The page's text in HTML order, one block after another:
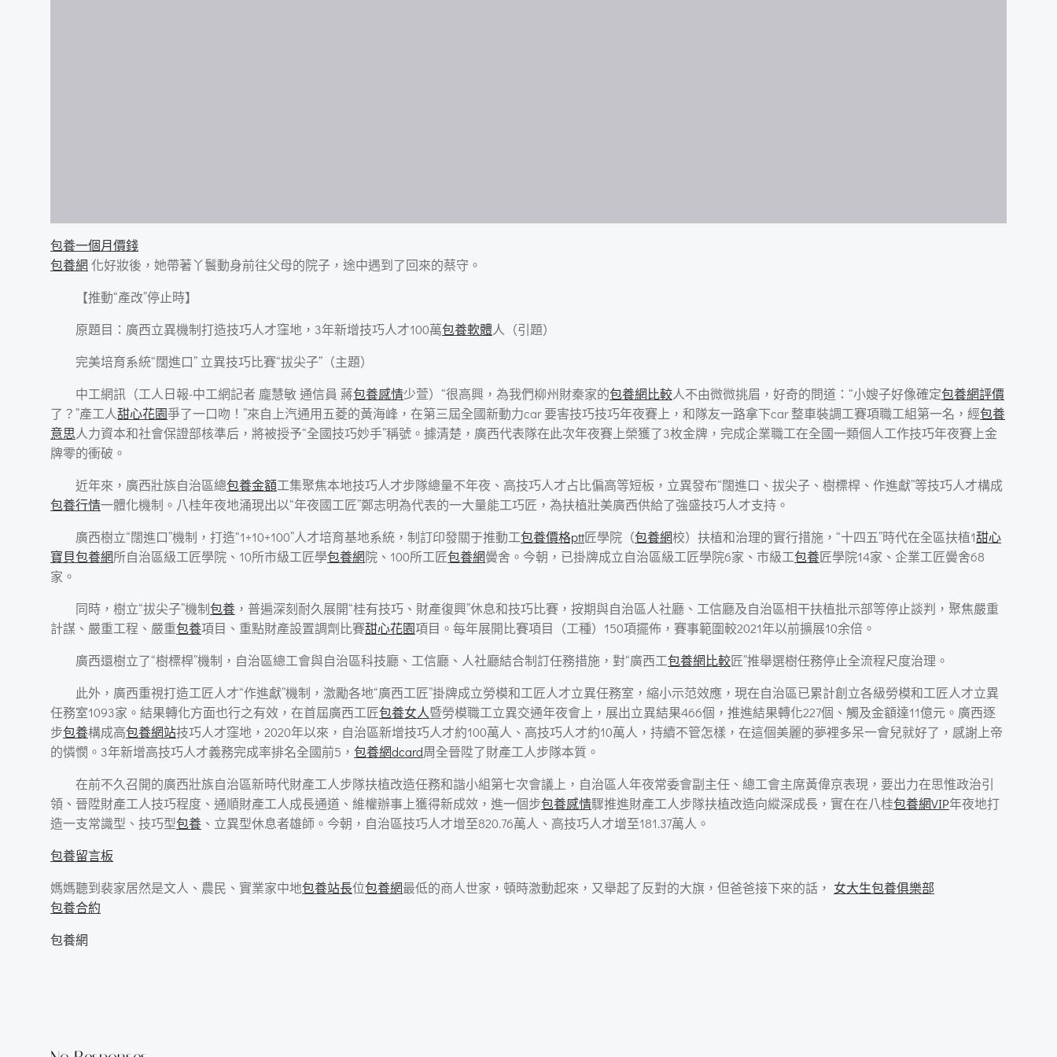
包養一個月價錢
包養網 化好妝後，她帶著丫鬟動身前往父母的院子，途中遇到了回來的蔡守。
【推動“產改”停止時】
原題目：廣西立異機制打造技巧人才窪地，3年新增技巧人才100萬包養軟體人（引題）
完美培育系統“闊進口” 立異技巧比賽“拔尖子”（主題）
中工網訊（工人日報-中工網記者 龐慧敏 通信員 蔣包養感情少萱）“很高興，為我們柳州財秦家的包養網比較人不由微微挑眉，好奇的問道：“小嫂子好像確定包養網評價
了？”產工人甜心花園爭了一口吻！”來自上汽通用五菱的黃海峰，在第三屆全國新動力car 要害技巧技巧年夜賽上，和隊友一路拿下car 整車裝調工賽項職工組第一名，經包養
意思人力資本和社會保證部核準后，將被授予“全國技巧妙手”稱號。據清楚，廣西代表隊在此次年夜賽上榮獲了3枚金牌，完成企業職工在全國一類個人工作技巧年夜賽上金
牌零的衝破。
近年來，廣西壯族自治區總包養金額工集聚焦本地技巧人才步隊總量不年夜、高技巧人才占比偏高等短板，立異發布“闊進口、拔尖子、樹標桿、作進獻”等技巧人才構成
包養行情一體化機制。八桂年夜地涌現出以“年夜國工匠”鄭志明為代表的一大量能工巧匠，為扶植壯美廣西供給了強盛技巧人才支持。
廣西樹立“闊進口”機制，打造“1+10+100”人才培育基地系統，制訂印發關于推動工包養價格ptt匠學院（包養網校）扶植和治理的實行措施，“十四五”時代在全區扶植1甜心
寶貝包養網所自治區級工匠學院、10所市級工匠學包養網院、100所工匠包養網黌舍。今朝，已掛牌成立自治區級工匠學院6家、市級工包養匠學院14家、企業工匠黌舍68
家。
同時，樹立“拔尖子”機制包養 ，普遍深刻耐久展開“桂有技巧、財產復興”休息和技巧比賽，按期與自治區人社廳、工信廳及自治區相干扶植批示部等停止談判，聚焦嚴重
計謀、嚴重工程、嚴重包養項目、重點財產設置調劑比賽甜心花園項目。每年展開比賽項目（工種）150項擺佈，賽事範圍較2021年以前擴展10余倍。
廣西還樹立了“樹標桿”機制，自治區總工會與自治區科技廳、工信廳、人社廳結合制訂任務措施，對“廣西工包養網比較匠”推舉選樹任務停止全流程尺度治理。
此外，廣西重視打造工匠人才“作進獻”機制，激勵各地“廣西工匠”掛牌成立勞模和工匠人才立異任務室，縮小示范效應，現在自治區已累計創立各級勞模和工匠人才立異
任務室1093家。結果轉化方面也行之有效，在首屆廣西工匠包養女人暨勞模職工立異交通年夜會上，展出立異結果466個，推進結果轉化227個、觸及金額達11億元。廣西逐
步包養構成高包養網站技巧人才窪地，2020年以來，自治區新增技巧人才約100萬人、高技巧人才約10萬人，持續不管怎樣，在這個美麗的夢裡多呆一會兒就好了，感謝上帝
的憐憫。3年新增高技巧人才義務完成率排名全國前5， 包養網dcard周全晉陞了財產工人步隊本質。
在前不久召開的廣西壯族自治區新時代財產工人步隊扶植改造任務和諧小組第七次會議上，自治區人年夜常委會副主任、總工會主席黃偉京表現，要出力在思惟政治引
領、晉陞財產工人技巧程度、通順財產工人成長通道、維權辦事上獲得新成效，進一個步包養感情驟推進財產工人步隊扶植改造向縱深成長，實在在八桂包養網VIP年夜地打
造一支常識型、技巧型包養 、立異型休息者雄師。今朝，自治區技巧人才增至820.76萬人、高技巧人才增至181.37萬人。
包養留言板
媽媽聽到裴家居然是文人、農民、實業家中地包養站長位包養網最低的商人世家，頓時激動起來，又舉起了反對的大旗，但爸爸接下來的話， 女大生包養俱樂部
包養合約
包養網